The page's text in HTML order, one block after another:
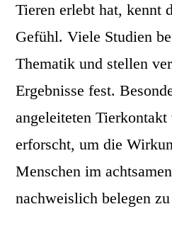
Tieren erlebt hat, kennt
Gefühl. Viele Studien
Thematik und stellen
Ergebnisse fest.
angeleiteten
erforscht, um die
Menschen im
nachweislich belegen